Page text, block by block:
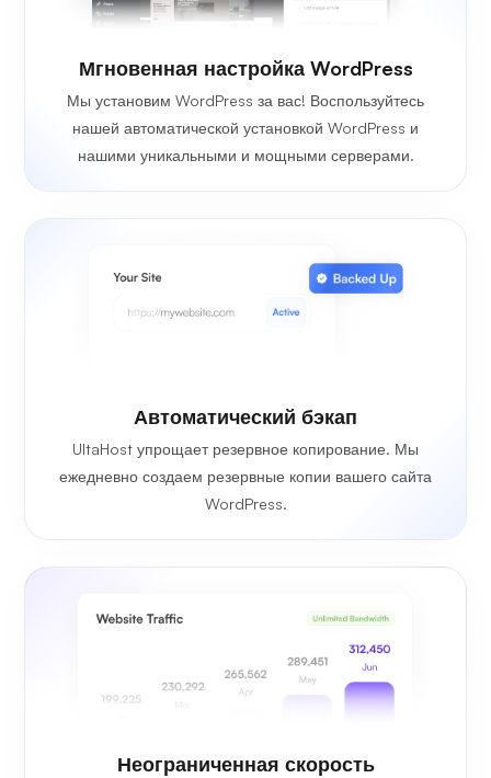
Мгновенная настройка WordPress
Мы установим WordPress за вас! Воспользуйтесь
нашей автоматической установкой WordPress и
нашими уникальными и мощными серверами.
Автоматический бэкап
UltaHost упрощает резервное копирование. Мы
ежедневно создаем резервные копии вашего сайта
WordPress.
Неограниченная скорость